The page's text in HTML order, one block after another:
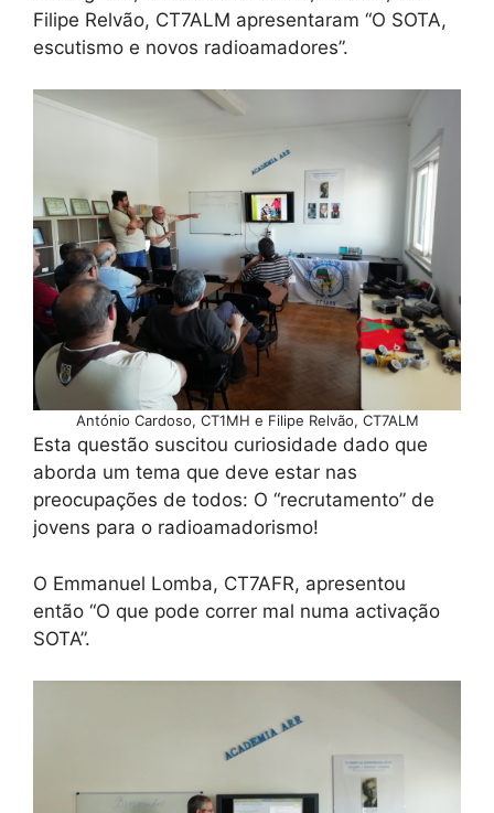
Filipe Relvão, CT7ALM apresentaram “O SOTA,
escutismo e novos radioamadores”.
António Cardoso, CT1MH e Filipe Relvão, CT7ALM
Esta questão suscitou curiosidade dado que
aborda um tema que deve estar nas
preocupações de todos: O “recrutamento” de
jovens para o radioamadorismo!
O Emmanuel Lomba, CT7AFR, apresentou
então “O que pode correr mal numa activação
SOTA”.